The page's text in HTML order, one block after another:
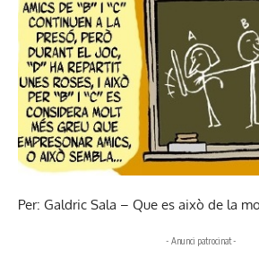
Per: Galdric Sala – Que es això de la
- Anunci patrocinat -